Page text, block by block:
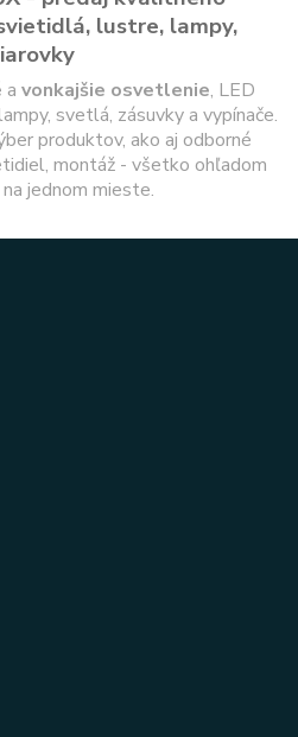
lustre, lampy,
a vonkajšie osvetlenie, LED
svetlá, zásuvky a vypínače.
produktov, ako aj odborné
montáž - všetko ohľadom
jednom mieste.